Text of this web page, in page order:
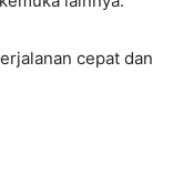
cepat dan